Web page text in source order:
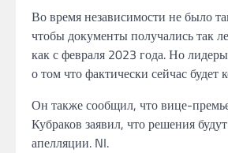
Во времянезависимости не было
чтобы документы получались так
как с февраля 2023 года.Но
о томчто фактически сейчас будет
Он такжесообщил, что вице-
Кубраков заявил, что решения будут
апелляции. NI.